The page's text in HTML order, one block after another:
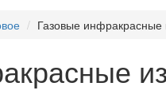
Газовые инфракрасные